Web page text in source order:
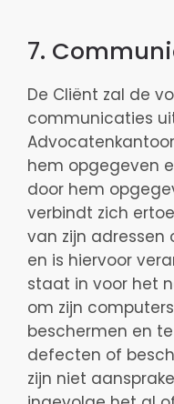
7.
De Cliënt zal de
communicaties
hem opgegeven
door hem
verbindt zich
van zijn adressen
en is hiervoor
staat in voor het
om zijn
beschermen en
defecten of
zijn niet